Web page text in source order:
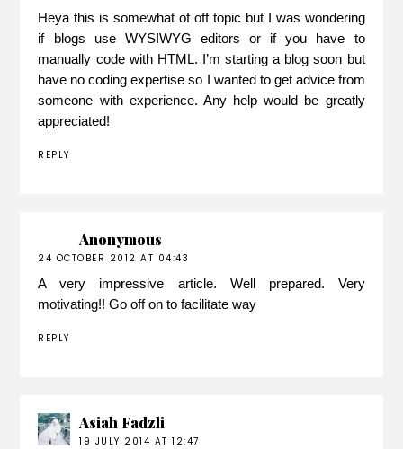
Heya this is somewhat of off topic but I was wondering
if blogs use WYSIWYG editors or if you have to
manually code with HTML. I’m starting a blog soon but
have no coding expertise so I wanted to get advice from
someone with experience. Any help would be greatly
appreciated!
REPLY
Anonymous
24 OCTOBER 2012 AT 04:43
A very impressive article. Well prepared. Very
motivating!! Go off on to facilitate way
REPLY
Asiah Fadzli
19 JULY 2014 AT 12:47